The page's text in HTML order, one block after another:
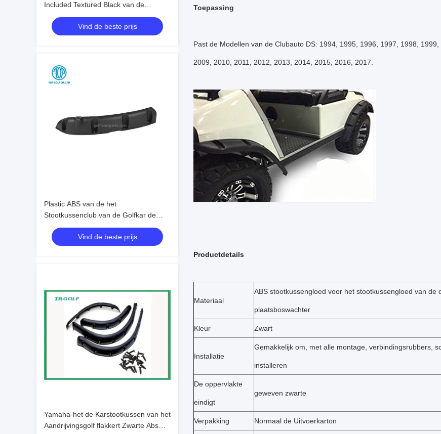
Included Textured Black van de
clubauto DS eindigt
Vind de beste prijs
Plastic ABS van de het
Stootkussenclub van de Golfkar de
Autoprecedent Front Rear Fit
Vind de beste prijs
Yamaha-het de Karstootkussen van het
Aandrijvingsgolf flakkert Zwarte Abs
Toepassing
Past de Modellen van de Clubauto DS: 1994, 1995, 1996, 1997, 1998,
2009, 2010, 2011, 2012, 2013, 2014, 2015, 2016, 2017.
Productdetails
Materiaal
ABS stootkussengloed voor het stootkussengloed van de
plaatsboswachter
Kleur Zwart
Installatie
Gemakkelijk om, met alle montage, verbindingsrubbers,
installeren
De oppervlakte
eindigt
geweven zwarte
Verpakking Normaal de Uitvoerkarton